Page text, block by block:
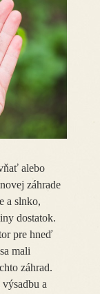
alebo
záhrade
a slnko,
dostatok.
pre hneď
mali
záhrad.
a